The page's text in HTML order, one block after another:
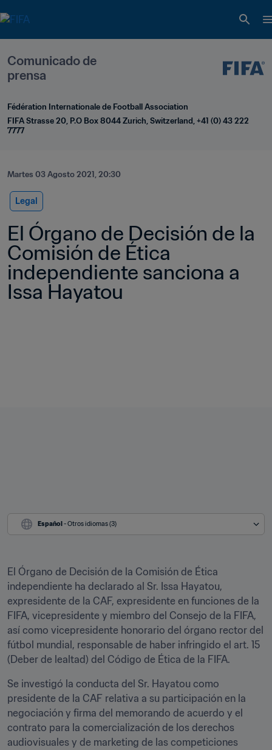
Comunicado de
prensa
Fédération Internationale de Football Association
FIFA Strasse 20, P.O Box 8044 Zurich, Switzerland, +41 (0) 43 222
7777
Martes 03 Agosto 2021, 20:30
Legal
El Órgano de Decisión de la
Comisión de Ética
independiente sanciona a
Issa Hayatou
Español - Otros idiomas (3)
El Órgano de Decisión de la Comisión de Ética
independiente ha declarado al Sr. Issa Hayatou,
expresidente de la CAF, expresidente en funciones de la
FIFA, vicepresidente y miembro del Consejo de la FIFA,
así como vicepresidente honorario del órgano rector del
fútbol mundial, responsable de haber infringido el art. 15
(Deber de lealtad) del Código de Ética de la FIFA.
Se investigó la conducta del Sr. Hayatou como
presidente de la CAF relativa a su participación en la
negociación y firma del memorando de acuerdo y el
contrato para la comercialización de los derechos
audiovisuales y de marketing de las competiciones